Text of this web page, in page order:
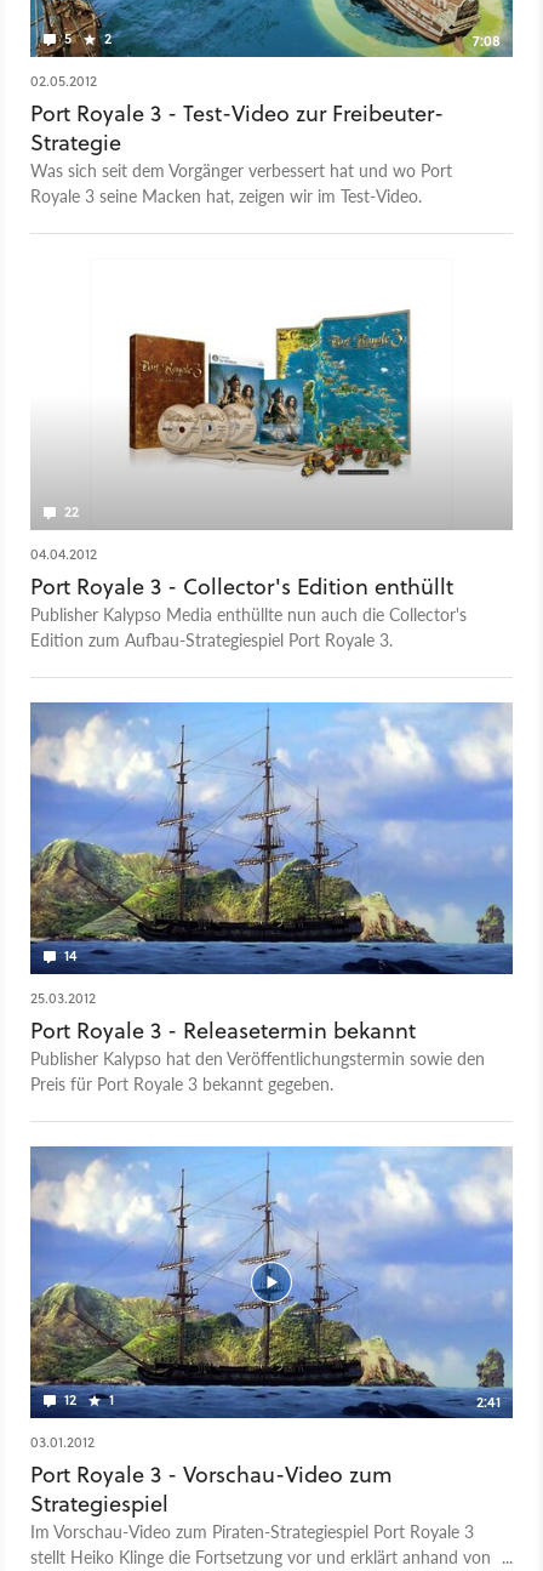
5 2
7:08
02.05.2012
Port Royale 3 - Test-Video zur Freibeuter-
Strategie
Was sich seit dem Vorgänger verbessert hat und wo Port
Royale 3 seine Macken hat, zeigen wir im Test-Video.
22
04.04.2012
Port Royale 3 - Collector's Edition enthüllt
Publisher Kalypso Media enthüllte nun auch die Collector's
Edition zum Aufbau-Strategiespiel Port Royale 3.
14
25.03.2012
Port Royale 3 - Releasetermin bekannt
Publisher Kalypso hat den Veröffentlichungstermin sowie den
Preis für Port Royale 3 bekannt gegeben.
12 1
2:41
03.01.2012
Port Royale 3 - Vorschau-Video zum
Strategiespiel
Im Vorschau-Video zum Piraten-Strategiespiel Port Royale 3
stellt Heiko Klinge die Fortsetzung vor und erklärt anhand von